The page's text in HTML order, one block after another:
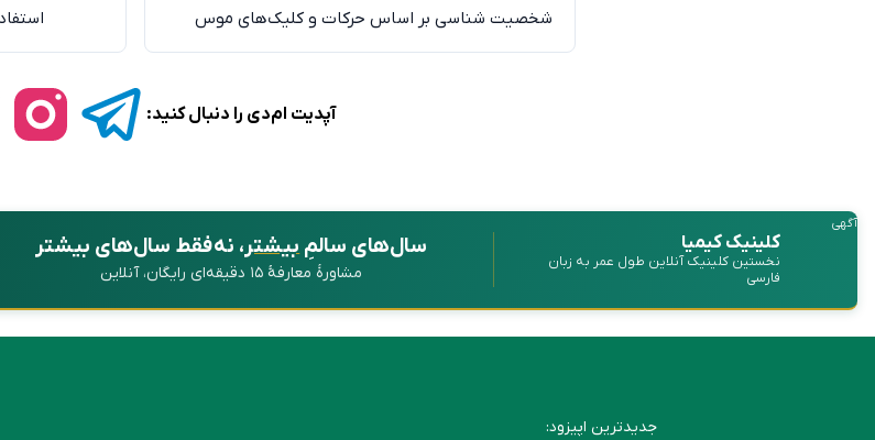
شخصیت شناسی بر اساس حرکات و کلیک‌های موس
آپدیت ام‌دی را دنبال کنید:
آگهی
کلینیک کیمیا
نخستین کلینیک آنلاین طول عمر به زبان
فارسی
سال‌های سالمِبیشتر، نه فقط سال‌های بیشتر
مشاورهٔ معارفهٔ ۱۵ دقیقه‌ای رایگان، آنلاین
جدیدترین اپیزود: